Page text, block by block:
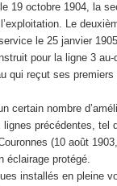
19 octobre 1904, la
Le
le 25 janvier
pour la ligne 3
qui reçut ses
certain nombre
précédentes, tel
(10 août
éclairage protégé.
installés en pleine